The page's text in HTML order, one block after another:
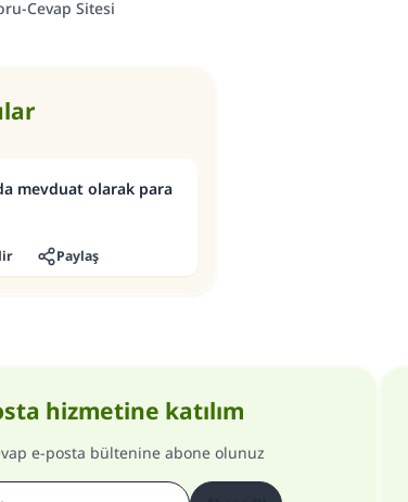
Cevap Sitesi
mevduat olarak para
Paylaş
hizmetine katılım
e-posta bültenine abone olunuz